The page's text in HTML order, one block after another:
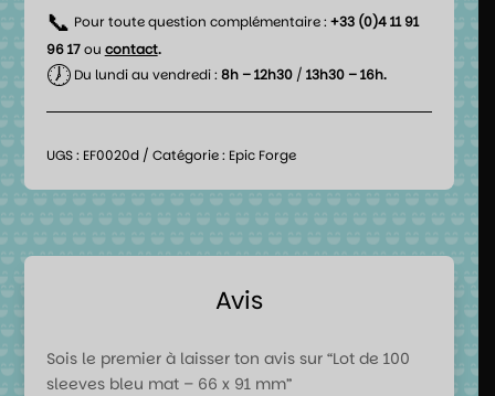
📞 Pour toute question complémentaire : +33 (0)4 11 91
96 17ou contact.
🕖Du lundi au vendredi : 8h – 12h30/ 13h30 – 16h.
UGS : EF0020d Catégorie : Epic Forge
Avis
Sois le premier à laisser ton avis sur “Lot de 100
sleeves bleu mat – 66 x 91 mm”